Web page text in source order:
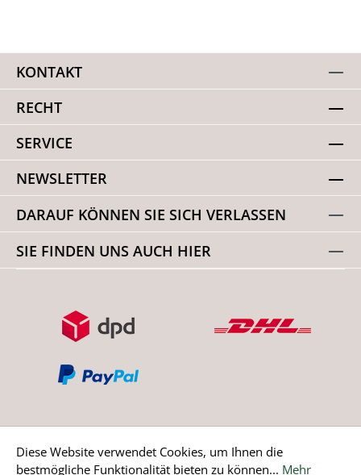
KONTAKT
RECHT
SERVICE
NEWSLETTER
DARAUF KÖNNEN SIE SICH VERLASSEN
SIE FINDEN UNS AUCH HIER
Bestellung widerrufen
Diese Website verwendet Cookies, um Ihnen die
bestmögliche Funktionalität bieten zu können... Mehr